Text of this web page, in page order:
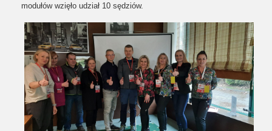
modułów wzięło udział 10 sędziów.